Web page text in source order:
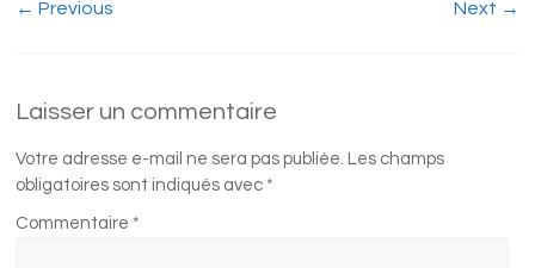
← Previous Next →
Laisser un commentaire
Votre adresse e-mail ne sera pas publiée. Les champs
obligatoires sont indiqués avec *
Commentaire *